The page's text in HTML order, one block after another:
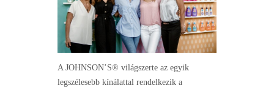
A JOHNSON’S® világszerte az egyik
legszélesebb kínálattal rendelkezik a